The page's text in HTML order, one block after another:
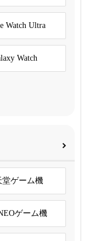
Watch Ultra
Watch
堂ゲーム機
ゲーム機